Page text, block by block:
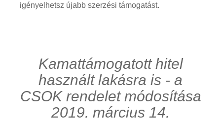
igényelhetsz újabb szerzési támogatást.
Kamattámogatott hitel
használt lakásra is - a
CSOK rendelet módosítása
2019. március 14.